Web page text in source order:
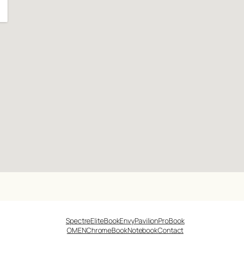
SpectreEliteBookEnvyPavilionProBook
OMENChromeBookNotebookContact